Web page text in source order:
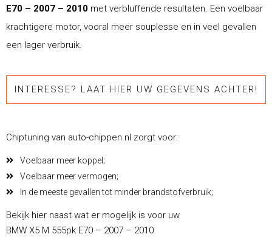
E70 – 2007 – 2010 met verbluffende resultaten. Een voelbaar
krachtigere motor, vooral meer souplesse en in veel gevallen
een lager verbruik.
INTERESSE? LAAT HIER UW GEGEVENS ACHTER!
Chiptuning van auto-chippen.nl zorgt voor:
Voelbaar meer koppel;
Voelbaar meer vermogen;
In de meeste gevallen tot minder brandstofverbruik;
Bekijk hier naast wat er mogelijk is voor uw
BMW X5 M 555pk E70 – 2007 – 2010